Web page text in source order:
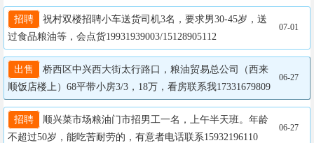
招聘
祝村双楼招聘小车送货司机3名，要求男30-45岁，送
过食品粮油等，会点货19931939003/15128905112
07-01
出售
桥西区中兴西大街太行路口，粮油贸易总公司（西来
顺饭店楼上）68平带小房3/3，18万，看房联系我17331679809
06-27
招聘
顺兴菜市场粮油门市招男工一名，上午半天班。年龄
不超过50岁，能吃苦耐劳的，有意者电话联系15932196110
06-27